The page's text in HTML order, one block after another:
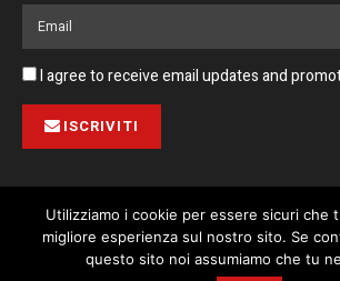
I agree to receive email updates and
ISCRIVITI
Pubblicità Collabora con noi Contatto
This website uses cookies. By continuing to
Utilizziamo i cookie per essere sicuri che
migliore esperienza sul nostro sito. Se
questo sito noi assumiamo che tu